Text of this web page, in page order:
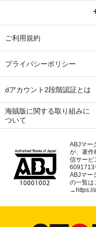
ご利用規約
プライバシーポリシー
dアカウント2段階認証とは
海賊版に関する取り組みに
ついて
ABJマー
が、著作
信サービ
6091713
ABJマー
の一覧は
→ https://